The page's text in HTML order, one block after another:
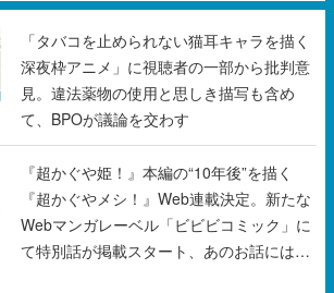
見。違法薬物の使用と思しき描写も含め
て、BPOが議論を交わす
『超かぐや姫！』本編の“10年後”を描く
『超かぐやメシ！』Web連載決定。新たな
Webマンガレーベル「ビビビコミック」に
て特別話が掲載スタート、あのお話には…
まだ続きがある！
VTuber・ばあちゃるさんが引退を発表。時